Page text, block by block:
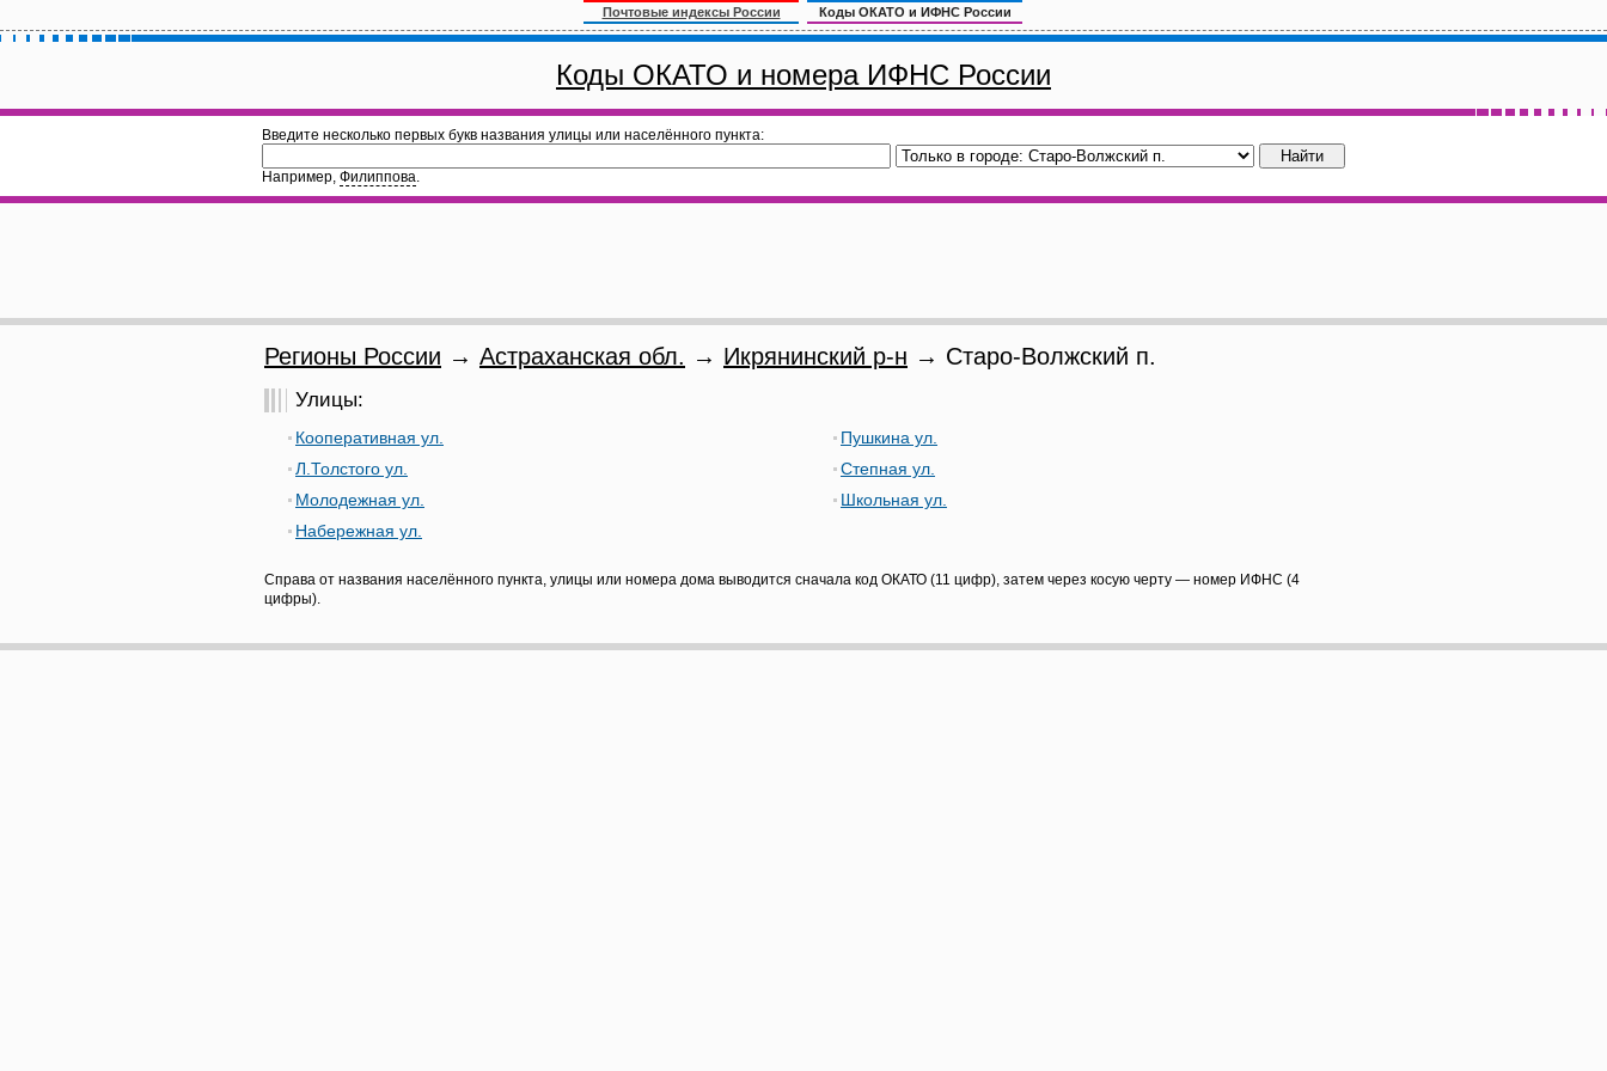
Почтовые индексы России Коды ОКАТО и ИФНС России
Коды ОКАТО и номера ИФНС России
Введите несколько первых букв названия улицы или населённого пункта:
Например, Филиппова.
Регионы России → Астраханская обл. → Икрянинский р-н → Старо-Волжский п.
Улицы:
Кооперативная ул.
Л.Толстого ул.
Молодежная ул.
Набережная ул.
Пушкина ул.
Степная ул.
Школьная ул.
Справа от названия населённого пункта, улицы или номера дома выводится сначала код ОКАТО (11 цифр), затем через косую черту — номер ИФНС (4
цифры).